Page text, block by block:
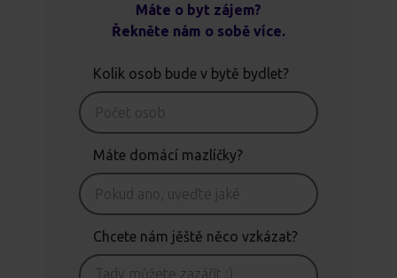
Máte o byt zájem?
Řekněte nám o sobě více.
Kolik osob bude v bytě bydlet?
Máte domácí mazlíčky?
Chcete nám jěště něco vzkázat?